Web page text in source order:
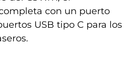
con un puerto
USB tipo C para los